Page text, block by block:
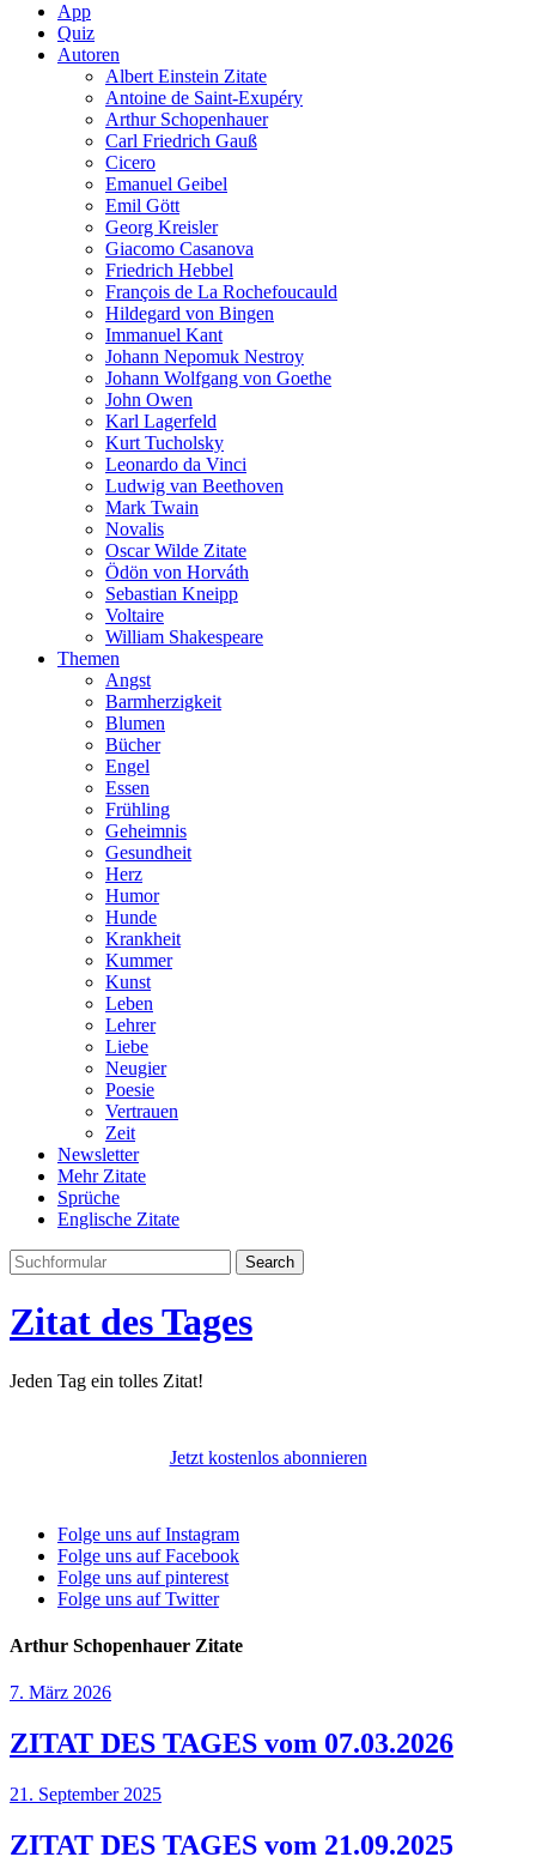
App
Quiz
Autoren
Albert Einstein Zitate
Antoine de Saint-Exupéry
Arthur Schopenhauer
Carl Friedrich Gauß
Cicero
Emanuel Geibel
Emil Gött
Georg Kreisler
Giacomo Casanova
Friedrich Hebbel
François de La Rochefoucauld
Hildegard von Bingen
Immanuel Kant
Johann Nepomuk Nestroy
Johann Wolfgang von Goethe
John Owen
Karl Lagerfeld
Kurt Tucholsky
Leonardo da Vinci
Ludwig van Beethoven
Mark Twain
Novalis
Oscar Wilde Zitate
Ödön von Horváth
Sebastian Kneipp
Voltaire
William Shakespeare
Themen
Angst
Barmherzigkeit
Blumen
Bücher
Engel
Essen
Frühling
Geheimnis
Gesundheit
Herz
Humor
Hunde
Krankheit
Kummer
Kunst
Leben
Lehrer
Liebe
Neugier
Poesie
Vertrauen
Zeit
Newsletter
Mehr Zitate
Sprüche
Englische Zitate
Search
Zitat des Tages
Jeden Tag ein tolles Zitat!
Jetzt kostenlos abonnieren
Folge uns auf Instagram
Folge uns auf Facebook
Folge uns auf pinterest
Folge uns auf Twitter
Arthur Schopenhauer Zitate
7. März 2026
ZITAT DES TAGES vom 07.03.2026
21. September 2025
ZITAT DES TAGES vom 21.09.2025